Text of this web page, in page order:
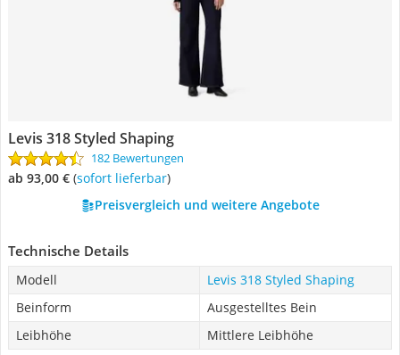
Levis 318 Styled Shaping
182 Bewertungen
ab 93,00 € ( Sofort lieferbar)
Preisvergleich und weitere Angebote
Technische Details
Modell
Levis 318 Styled Shaping
Beinform
Ausgestelltes Bein
Leibhöhe
Mittlere Leibhöhe